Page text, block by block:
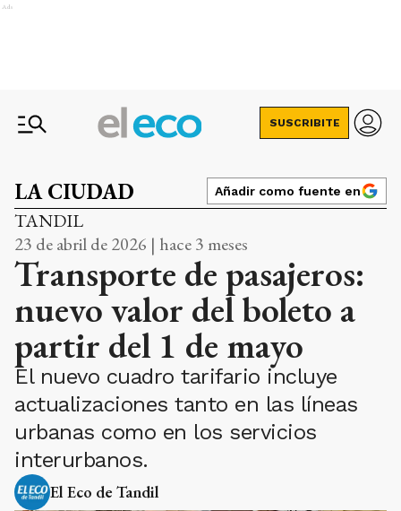
Ads
SUSCRIBITE
LA CIUDAD Añadir como fuente en
TANDIL
23 de abril de 2026 | hace 3 meses
Transporte de pasajeros:
nuevo valor del boleto a
partir del 1 de mayo
El nuevo cuadro tarifario incluye
actualizaciones tanto en las líneas
urbanas como en los servicios
interurbanos.
El Eco de Tandil